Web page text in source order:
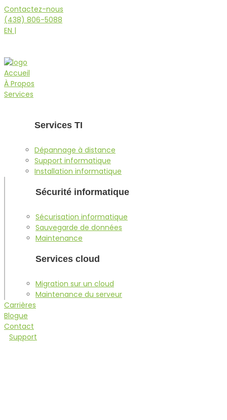
Contactez-nous
(438) 806-5088
EN |
Accueil
À Propos
Services
Services TI
Dépannage à distance
Support informatique
Installation informatique
Sécurité informatique
Sécurisation informatique
Sauvegarde de données
Maintenance
Services cloud
Migration sur un cloud
Maintenance du serveur
Carrières
Blogue
Contact
Support